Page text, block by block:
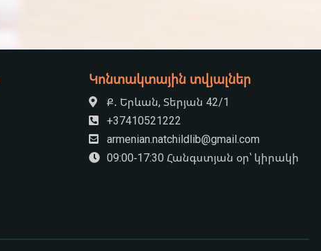
Կոնտակտային տվյալներ
Ք․ Երևան, Տերյան 42/1
+37410521222
armenian.natchildlib@gmail.com
09:00-17:30 Հանգստյան օր՝ կիրակի